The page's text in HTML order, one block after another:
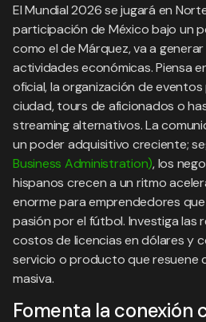
El Mundial 2026 se jugará en
participación de México bajo un
como el de Márquez, va a
actividades económicas. Piensa
oficial, la organización de
ciudad, tours de aficionados o
streaming alternativos. La
un poder adquisitivo creciente;
Business Administration), los
hispanos crecen a un ritmo
enorme para emprendedores
pasión por el fútbol. Investiga las
costos de licencias en dólares y
servicio o producto que resuene
masiva.
Fomenta la conexión